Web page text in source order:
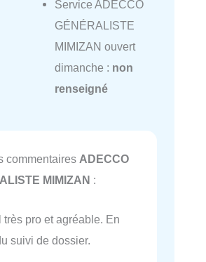
Service ADECCO
GÉNÉRALISTE
MIMIZAN ouvert
dimanche : non
renseigné
commentaires ADECCO
MIMIZAN :
très pro et agréable. En
suivi de dossier.